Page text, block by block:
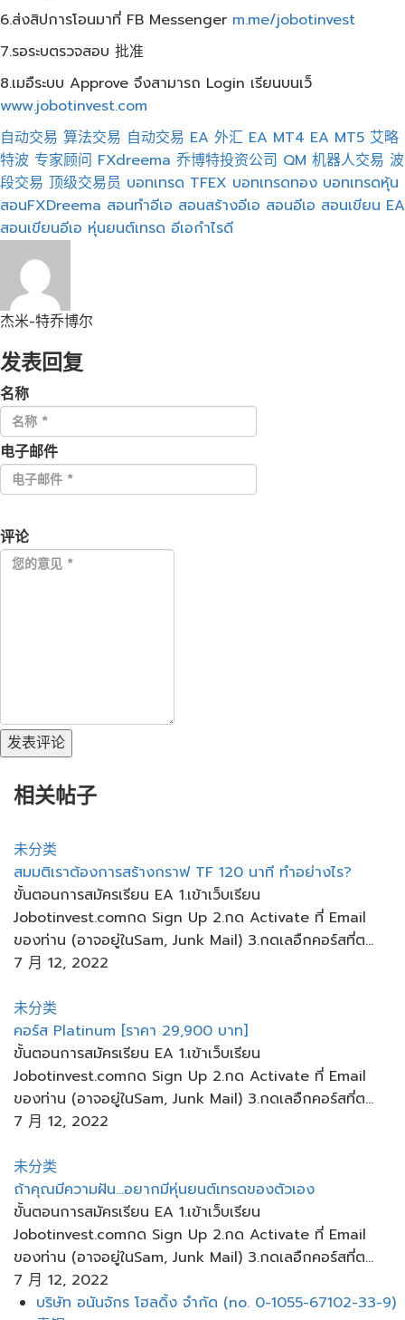
6.ส่งสิปการโอนมาที่ FB Messenger m.me/jobotinvest
7.รอระบตรวจสอบ 批准
8.เมอืระบบ Approve จึงสามารถ Login เรียนบนเว็
www.jobotinvest.com
自动交易 算法交易 自动交易 EA 外汇 EA MT4 EA MT5 艾略
特波 专家顾问 FXdreema 乔博特投资公司 QM 机器人交易 波
段交易 顶级交易员 บอทเทรด TFEX บอทเทรดทอง บอทเทรดหุ้น
สอนFXDreema สอนทำอีเอ สอนสร้างอีเอ สอนอีเอ สอนเขียน EA
สอนเขียนอีเอ หุ่นยนต์เทรด อีเอกำไรดี
杰米-特乔博尔
发表回复
名称
电子邮件
评论
发表评论
相关帖子
未分类
สมมติเราต้องการสร้างกราฟ TF 120 นาที ทำอย่างไร?
ขั้นตอนการสมัครเรียน EA 1.เข้าเว็บเรียน
Jobotinvest.comกด Sign Up 2.กด Activate ที่ Email
ของท่าน (อาจอยู่ในSam, Junk Mail) 3.กดเลอืกคอร์สที่ต...
7 月 12, 2022
未分类
คอร์ส Platinum [ราคา 29,900 บาท]
ขั้นตอนการสมัครเรียน EA 1.เข้าเว็บเรียน
Jobotinvest.comกด Sign Up 2.กด Activate ที่ Email
ของท่าน (อาจอยู่ในSam, Junk Mail) 3.กดเลอืกคอร์สที่ต...
7 月 12, 2022
未分类
ถ้าคุณมีความฝัน...อยากมีหุ่นยนต์เทรดของตัวเอง
ขั้นตอนการสมัครเรียน EA 1.เข้าเว็บเรียน
Jobotinvest.comกด Sign Up 2.กด Activate ที่ Email
ของท่าน (อาจอยู่ในSam, Junk Mail) 3.กดเลอืกคอร์สที่ต...
7 月 12, 2022
บริษัท อนันจักร โฮลดิ้ง จำกัด (no. 0-1055-67102-33-9)